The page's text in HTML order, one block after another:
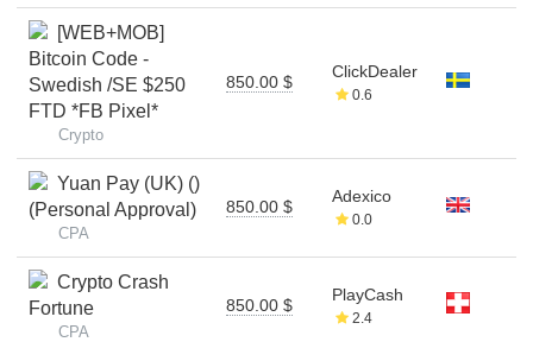
[WEB+MOB]
Bitcoin Code -
Swedish /SE $250
FTD *FB Pixel*
Crypto
850.00 $
ClickDealer
0.6
Yuan Pay (UK) ()
(Personal Approval)
CPA
850.00 $
Adexico
0.0
Crypto Crash
Fortune
CPA
850.00 $
PlayCash
2.4